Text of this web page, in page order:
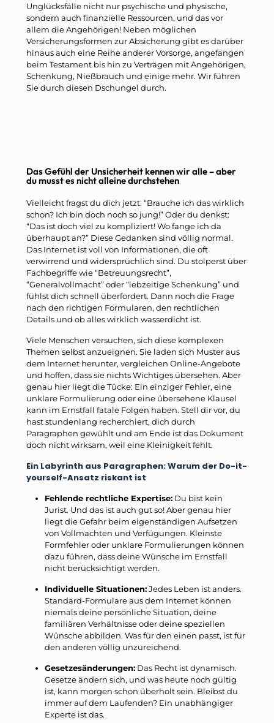
Unglücksfälle nicht nur psychische und physische,
sondern auch finanzielle Ressourcen, und das vor
allem die Angehörigen! Neben möglichen
Versicherungsformen zur Absicherung gibt es darüber
hinaus auch eine Reihe anderer Vorsorge, angefangen
beim Testament bis hin zu Verträgen mit Angehörigen,
Schenkung, Nießbrauch und einige mehr. Wir führen
Sie durch diesen Dschungel durch.
Das Gefühl der Unsicherheit kennen wir alle – aber
du musst es nicht alleine durchstehen
Vielleicht fragst du dich jetzt: “Brauche ich das wirklich
schon? Ich bin doch noch so jung!” Oder du denkst:
“Das ist doch viel zu kompliziert! Wo fange ich da
überhaupt an?” Diese Gedanken sind völlig normal.
Das Internet ist voll von Informationen, die oft
verwirrend und widersprüchlich sind. Du stolperst über
Fachbegriffe wie “Betreuungsrecht”,
“Generalvollmacht” oder “lebzeitige Schenkung” und
fühlst dich schnell überfordert. Dann noch die Frage
nach den richtigen Formularen, den rechtlichen
Details und ob alles wirklich wasserdicht ist.
Viele Menschen versuchen, sich diese komplexen
Themen selbst anzueignen. Sie laden sich Muster aus
dem Internet herunter, vergleichen Online-Angebote
und hoffen, dass sie nichts Wichtiges übersehen. Aber
genau hier liegt die Tücke: Ein einziger Fehler, eine
unklare Formulierung oder eine übersehene Klausel
kann im Ernstfall fatale Folgen haben. Stell dir vor, du
hast stundenlang recherchiert, dich durch
Paragraphen gewühlt und am Ende ist das Dokument
doch nicht wirksam, weil eine Kleinigkeit fehlt.
Ein Labyrinth aus Paragraphen: Warum der Do-it-
yourself-Ansatz riskant ist
Fehlende rechtliche Expertise: Du bist kein
Jurist. Und das ist auch gut so! Aber genau hier
liegt die Gefahr beim eigenständigen Aufsetzen
von Vollmachten und Verfügungen. Kleinste
Formfehler oder unklare Formulierungen können
dazu führen, dass deine Wünsche im Ernstfall
nicht berücksichtigt werden.
Individuelle Situationen:Jedes Leben ist anders.
Standard-Formulare aus dem Internet können
niemals deine persönliche Situation, deine
familiären Verhältnisse oder deine speziellen
Wünsche abbilden. Was für den einen passt, ist für
den anderen völlig unzureichend.
Gesetzesänderungen: Das Recht ist dynamisch.
Gesetze ändern sich, und was heute noch gültig
ist, kann morgen schon überholt sein. Bleibst du
immer auf dem Laufenden? Ein unabhängiger
Experte ist das.